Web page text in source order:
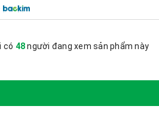
có 48người đang xem sản phẩm này